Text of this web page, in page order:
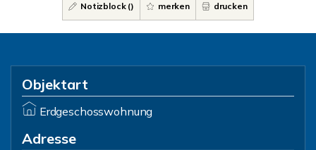
Notizblock () merken drucken
Objektart
Erdgeschosswohnung
Adresse